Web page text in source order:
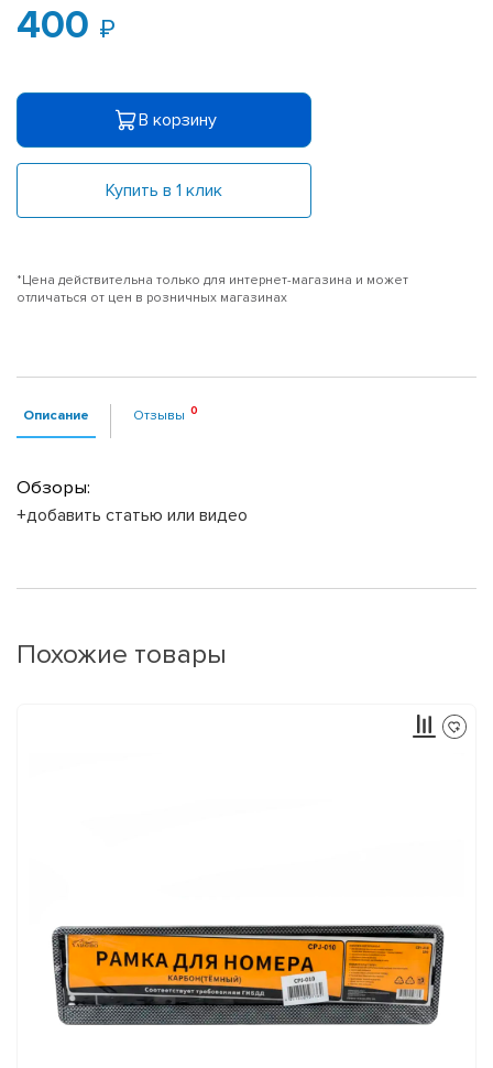
400
В корзину
Купить в 1 клик
*Цена действительна только для интернет-магазина и может
отличаться от цен в розничных магазинах
Описание Отзывы
Обзоры:
+добавить статью или видео
Похожие товары